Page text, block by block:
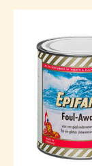
Items van